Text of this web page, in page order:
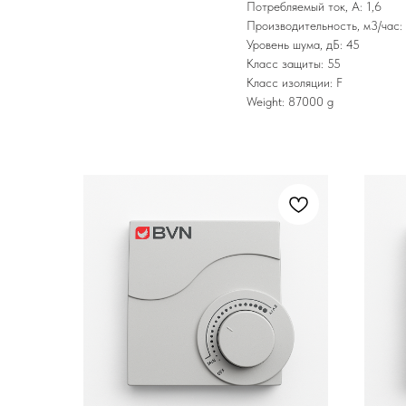
Потребляемый ток, А: 1,6
Производительность, м3/
Уровень шума, дБ: 45
Класс защиты: 55
Класс изоляции: F
Weight: 87000 g